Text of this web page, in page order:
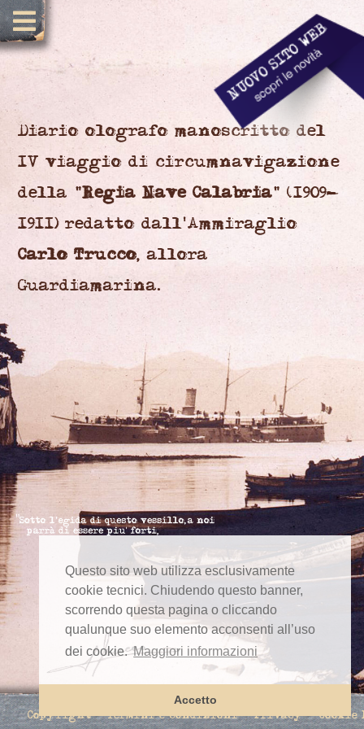
Questo sito web utilizza esclusivamente
cookie tecnici. Chiudendo questo banner,
scorrendo questa pagina o cliccando
qualunque suo elemento acconsenti all’uso
dei cookie.Maggiori informazioni
Accetto
Diario olografo manoscritto del
IV viaggio di circumnavigazione
della "Regia Nave Calabria" (1909-
1911) redatto dall'Ammiraglio
Carlo Trucco, allora
Guardiamarina.
Copyright Termini e condizioni Privacy Cookie